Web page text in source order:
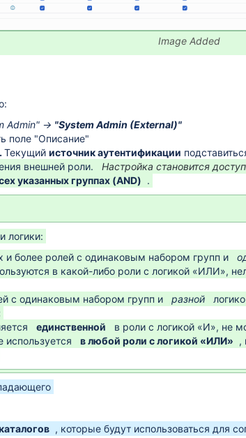
Image Added
Admin" → "System Admin (External)"
поле "Описание"
Текущий источник аутентификации
внешней роли.
Настройка становится
указанных группах (AND) .
логики:
и более ролей с одинаковым набором групп и
в какой-либо роли с логикой «ИЛИ»,
с одинаковым набором групп и
разной
единственной
в роли с логикой «И», не
используется
в любой роли с логикой «ИЛИ» ,
, которые будут использоваться для